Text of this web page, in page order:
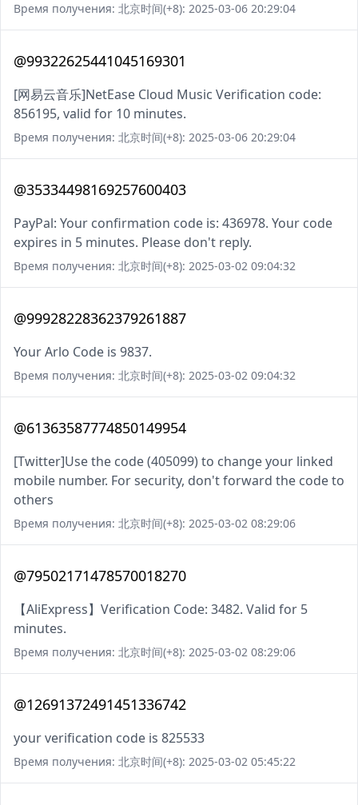
Время получения: 北京时间(+8): 2025-03-06 20:29:04
@99322625441045169301
[网易云音乐]NetEase Cloud Music Verification code:
856195, valid for 10 minutes.
Время получения: 北京时间(+8): 2025-03-06 20:29:04
@35334498169257600403
PayPal: Your confirmation code is: 436978. Your code
expires in 5 minutes. Please don't reply.
Время получения: 北京时间(+8): 2025-03-02 09:04:32
@99928228362379261887
Your Arlo Code is 9837.
Время получения: 北京时间(+8): 2025-03-02 09:04:32
@61363587774850149954
[Twitter]Use the code (405099) to change your linked
mobile number. For security, don't forward the code to
others
Время получения: 北京时间(+8): 2025-03-02 08:29:06
@79502171478570018270
【AliExpress】Verification Code: 3482. Valid for 5
minutes.
Время получения: 北京时间(+8): 2025-03-02 08:29:06
@12691372491451336742
your verification code is 825533
Время получения: 北京时间(+8): 2025-03-02 05:45:22